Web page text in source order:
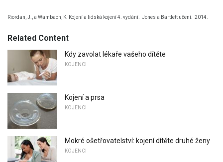
Riordan, J., a Wambach, K. Kojení a lidská kojení 4. vydání. Jones a Bartlett učení. 2014.
Related Content
Kdy zavolat lékaře vašeho dítěte
KOJENCI
Kojení a prsa
KOJENCI
Mokré ošetřovatelství: kojení dítěte druhé ženy
KOJENCI